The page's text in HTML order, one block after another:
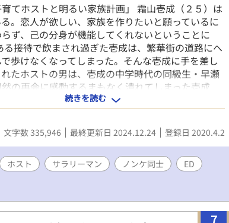
を完結致しました。 番外編の公開予定をしており
番外編終了後に作品の完結予定をしております。
お陰様で番外編も終了致しました。 番外編の中
のお話も含まれております。 ただ、主要メンバー
の後が入っておりませんので、その人物のお話はい
話として短編で書こうと思っております。
お気に入り登録者数2300人突破を記念致しまし
編の公開準備を開始致しました。 書き留めるために
書き留めてから公開とさせて頂きます。 2022/9/22
編を完結致しました。 ただ、今後もこのような機会
た書くこともあるかも…と、連載中にしておりま
てホストと明るい家族計画」 霜山壱成（２５）は
。恋人が欲しい、家族を作りたいと願っているに
ず、己の分身が機能してくれないということに
接待で飲まされ過ぎた壱成は、繁華街の道路にへ
歩けなくなってしまった。そんな壱成に手を差し
たホストの男は、壱成の中学時代の同級生・早瀬
の再会に感動するまもなく潰れてしまった壱成
彩人の家で目を覚ます。聞けば彩人は、ホストをし
離れた弟・空（４）の育児中だというではない
るしい空に懐かれるし、彩人のことは放っておけな
家に出入りするようになった壱成だが、何だか彩人
爽やかリーマンの子育てほのぼのラブコメディ。
ファポリスBL大賞、奨励賞受賞 ◇アンダルシュ
より書籍化、2022年3月15日頃発売✨
続きを読む
文字数 335,946 最終更新日 2024.12.24 登録日 2020.4.2
ホスト サラリーマン ノンケ同士
ED
7